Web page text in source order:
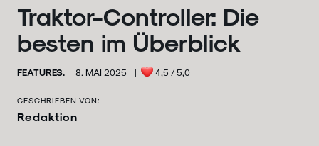
Traktor-Controller: Die
besten im Überblick
FEATURES. 8. MAI 2025 | 4,5 / 5,0
GESCHRIEBEN VON:
Redaktion